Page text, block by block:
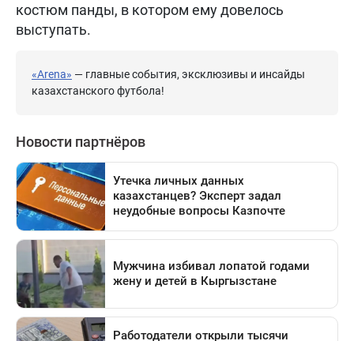
костюм панды, в котором ему довелось
выступать.
«Arena» — главные события, эксклюзивы и инсайды
казахстанского футбола!